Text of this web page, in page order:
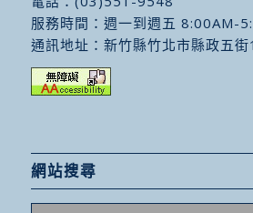
服務時間：週一到週五 8:00AM-
通訊地址： 新竹縣竹北市縣政五
網站搜尋